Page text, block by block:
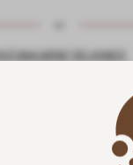
RAČUNALNIŠKE DELAVNICE